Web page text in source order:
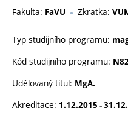
Fakulta: FaVU Zkratka:
Typ studijního programu:
Kód studijního programu:
Udělovaný titul: MgA.
Akreditace: 1.12.2015 -